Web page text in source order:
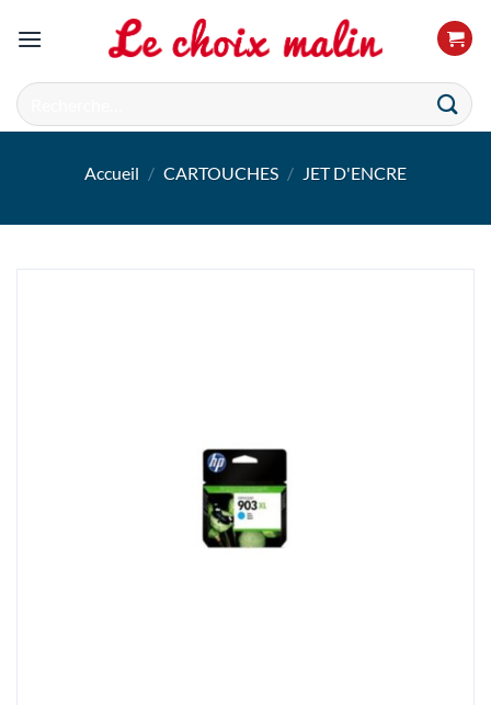
Recherche
pour :
Accueil / CARTOUCHES / JET D'ENCRE